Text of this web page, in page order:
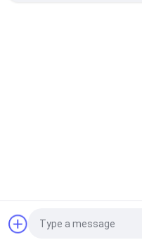
Sichuan Hanyu Haoyang